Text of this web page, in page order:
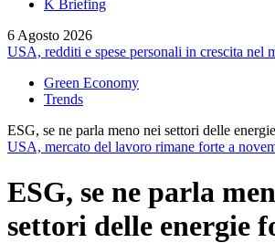
K Briefing
6 Agosto 2026
USA, redditi e spese personali in crescita nel
Green Economy
Trends
ESG, se ne parla meno nei settori delle
USA, mercato del lavoro rimane forte a
ESG, se ne parla
settori delle energie